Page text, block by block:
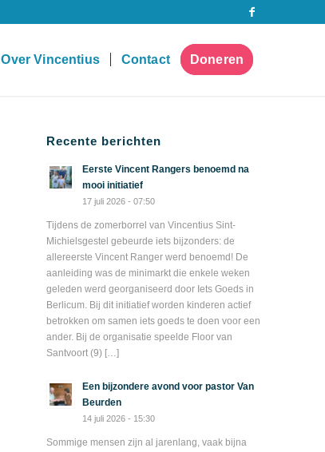
Over Vincentius Contact Doneren
Recente berichten
Eerste Vincent Rangers benoemd na
mooi initiatief
17 juli 2026 - 07:50
Tijdens de zomerborrel van Vincentius Sint-
Michielsgestel gebeurde iets bijzonders: de
allereerste Vincent Ranger werd benoemd! De
aanleiding was de minimarkt die enkele weken
geleden werd georganiseerd door Iets Goeds in
Berlicum. Bij dit initiatief worden kinderen actief
betrokken om samen iets goeds te doen voor een
ander. Bij de organisatie speelde Floor van
Santvoort (9) […]
Een bijzondere avond voor pastor Van
Beurden
14 juli 2026 - 15:30
Sommige mensen zijn al jarenlang, vaak bijna